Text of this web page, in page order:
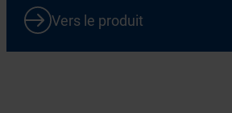
Vers le produit